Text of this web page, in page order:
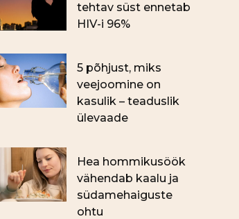
tehtav süst ennetab
HIV-i 96%
5 põhjust, miks
veejoomine on
kasulik – teaduslik
ülevaade
Hea hommikusöök
vähendab kaalu ja
südamehaiguste
ohtu